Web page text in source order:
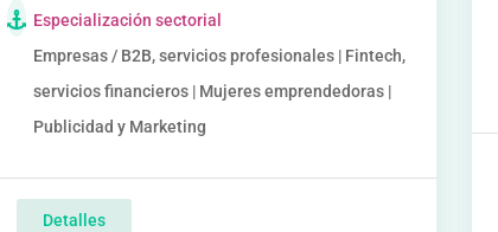
Especialización sectorial
Empresas / B2B, servicios profesionales | Fintech,
servicios financieros | Mujeres emprendedoras |
Publicidad y Marketing
Detalles